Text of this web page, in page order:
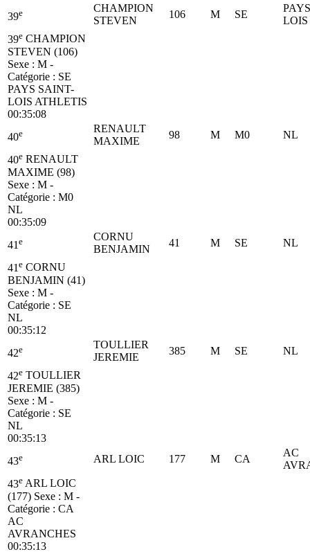
39e
CHAMPION
STEVEN
106 M SE
39e CHAMPION
STEVEN (106)
Sexe : M -
Catégorie : SE
PAYS SAINT-
LOIS ATHLETIS
00:35:08
40e
RENAULT
MAXIME
98 M M0 NL
40e RENAULT
MAXIME (98)
Sexe : M -
Catégorie : M0
NL
00:35:09
41 e
CORNU
BENJAMIN
41 M SE NL
41 e CORNU
BENJAMIN (41)
Sexe : M -
Catégorie : SE
NL
00:35:12
42e
TOULLIER
JEREMIE
385 M SE NL
42e TOULLIER
JEREMIE (385)
Sexe : M -
Catégorie : SE
NL
00:35:13
43e ARL LOIC 177 M CA
AC
43e ARL LOIC
(177) Sexe : M -
Catégorie : CA
AC
AVRANCHES
00:35:13